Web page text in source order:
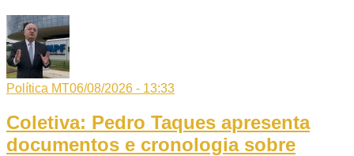
Política MT06/08/2026 - 13:33
Coletiva: Pedro Taques apresenta
documentos e cronologia sobre